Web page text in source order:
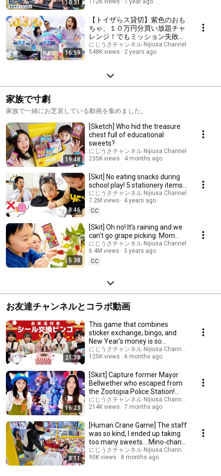
10:31 112K views 1 year ago
16:59
【トイザらス貸切】紫色のおも
ちゃ、１０万円分買い放題チャ
レンジ！でもミッション失敗し
たら買えません！ #にじうさ
チャンネル
にじうさチャンネル Nijiusa Channel
548K views
2 years ago
家族で寸劇
家族で一緒にお芝居している動画を集めました。
19:48
[Sketch] Who hid the treasure
chest full of educational
sweets?
にじうさチャンネル Nijiusa Channel
235K views
4 months ago
8:46
[Skit] No eating snacks during
school play! 5 stationery items
that look just like snacks
にじうさチャンネル Nijiusa Channel
7.2M views
4 years ago
CC
5:38
[Skit] Oh no! It’s raining and we
can't go grape picking. Mom
and Grandpa’s home
adventure!
にじうさチャンネル Nijiusa Channel
6.4M views
3 years ago
CC
お友達チャンネルとコラボ動画
21:38
This game that combines
sticker exchange, bingo, and
New Year's money is so
awesome! [Collaborati...
にじうさチャンネル Nijiusa Channel and 3 more
125K views
6 months ago
16:23
[Skirt] Capture former Mayor
Bellwether who escaped from
the Zootopia Police Station!
@kotamino #...
にじうさチャンネル Nijiusa Channel and Kota
214K views
7 months ago
8:11
[Human Crane Game] The staff
was so kind, I ended up taking
too many sweets... Mino-chan
vs Sana-...
にじうさチャンネル Nijiusa Channel and Kota
90K views
8 months ago